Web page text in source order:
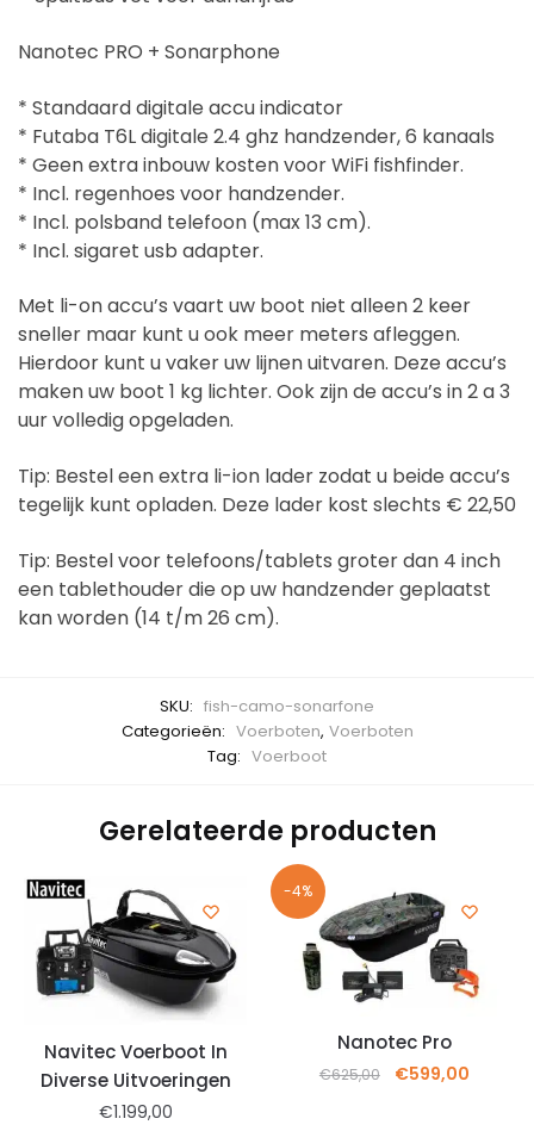
Nanotec PRO + Sonarphone
* Standaard digitale accu indicator
* Futaba T6L digitale 2.4 ghz handzender, 6 kanaals
* Geen extra inbouw kosten voor WiFi fishfinder.
* Incl. regenhoes voor handzender.
* Incl. polsband telefoon (max 13 cm).
* Incl. sigaret usb adapter.
Met li-on accu’s vaart uw boot niet alleen 2 keer
sneller maar kunt u ook meer meters afleggen.
Hierdoor kunt u vaker uw lijnen uitvaren. Deze accu’s
maken uw boot 1 kg lichter. Ook zijn de accu’s in 2 a 3
uur volledig opgeladen.
Tip: Bestel een extra li-ion lader zodat u beide accu’s
tegelijk kunt opladen. Deze lader kost slechts € 22,50
Tip: Bestel voor telefoons/tablets groter dan 4 inch
een tablethouder die op uw handzender geplaatst
kan worden (14 t/m 26 cm).
SKU: fish-camo-sonarfone
Categorieën: Voerboten, Voerboten
Tag: Voerboot
Gerelateerde producten
Navitec Voerboot In
Diverse Uitvoeringen
€1.199,00
-4%
Nanotec Pro
€625,00 €599,00